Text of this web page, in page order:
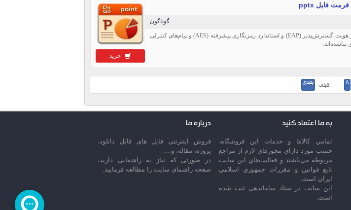
خرید
گوناگون
ویژگی‌های امنیتی وایمکس بر پایه پروتکل احراز هویت گسترش‌پذیر (EAP) و استاندارد رمزنگاری پیشرفته (AES) و پیام‌های کنترلی
8 قبلی · بعدی
به ما اعتماد کنید
تمامي كالاها و خدمات اين فروشگاه،
حسب مورد داراي مجوزهاي لازم از مراجع
مربوطه مي‌باشند و فعاليت‌هاي اين سايت
تابع قوانين و مقررات جمهوري اسلامي
ايران است.
این سایت در ستاد ساماندهی ثبت شده
است.
درباره ما
فروش اینترنتی فایل های قابل دانلود،
پروژه، مقاله، و....
در صورتی که نیاز به راهنمایی دارید،
صفحه راهنمای سایت را مطالعه فرمایید.